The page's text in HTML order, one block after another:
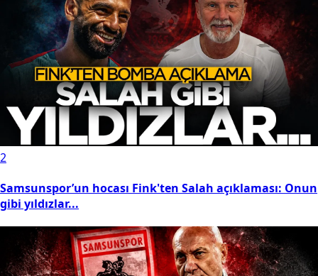
Resmî Gazete'de bugün (7 Ağustos 2026 Resmî Gazete
kararları)